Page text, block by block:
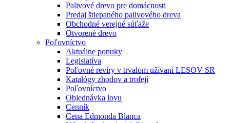
Palivové drevo pre domácnosti
Predaj štiepaného palivového dreva
Obchodné verejné súťaže
Otvorené drevo
Poľovníctvo
Aktuálne ponuky
Legislatíva
Poľovné revíry v trvalom užívaní LESOV SR
Katalógy zhodov a trofejí
Poľovníctvo
Objednávka lovu
Cenník
Cena Edmonda Blanca